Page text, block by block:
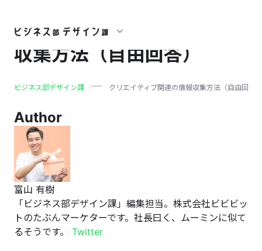
クリエイティブ関連の情報
収集方法（自由回答）
ビジネス部デザイン課 クリエイティブ関連の情報収集方法（自由回答）
Author
富山 有樹
「ビジネス部デザイン課」編集担当。株式会社ビビビッ
トのたぶんマーケターです。社長曰く、ムーミンに似て
るそうです。 Twitter